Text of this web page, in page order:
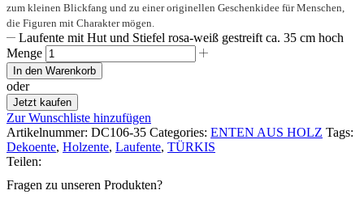
zum kleinen Blickfang und zu einer originellen Geschenkidee für Menschen,
die Figuren mit Charakter mögen.
Laufente mit Hut und Stiefel rosa-weiß gestreift ca. 35 cm hoch
Menge
In den Warenkorb
oder
Jetzt kaufen
Zur Wunschliste hinzufügen
Artikelnummer: DC106-35 Categories: ENTEN AUS HOLZ Tags:
Dekoente, Holzente, Laufente, TÜRKIS
Teilen:
Fragen zu unseren Produkten?